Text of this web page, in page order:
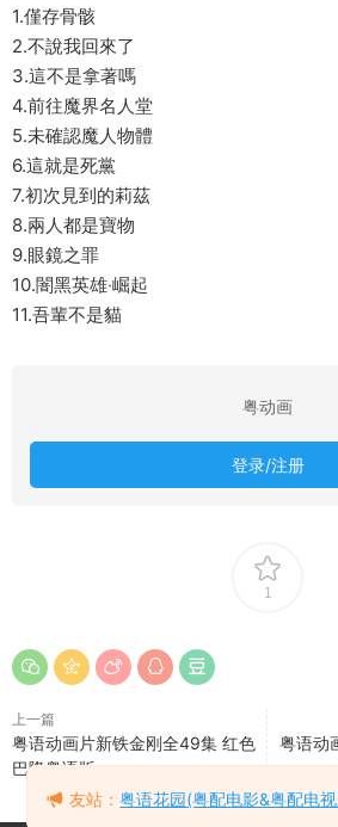
1.僅存骨骸
2.不說我回來了
3.這不是拿著嗎
4.前往魔界名人堂
5.未確認魔人物體
6.這就是死黨
7.初次見到的莉茲
8.兩人都是寶物
9.眼鏡之罪
10.闇黑英雄‧崛起
11.吾輩不是貓
粤动画
登录/注册
1
上一篇
粤语动画片新铁金刚全49集 红色
巴隆粤语版
粤语动
友站：粤语花园(粤配电影&粤配电